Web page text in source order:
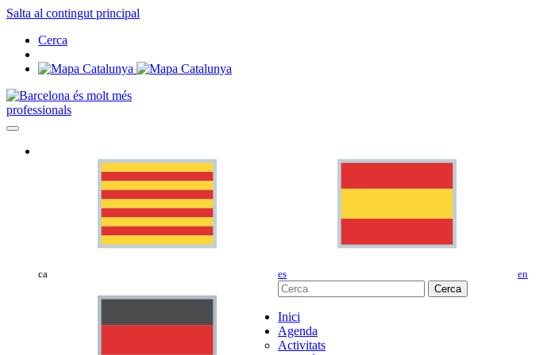
Salta al contingut principal
Cerca
professionals
ca es en
Cerca
Inici
Agenda
Activitats